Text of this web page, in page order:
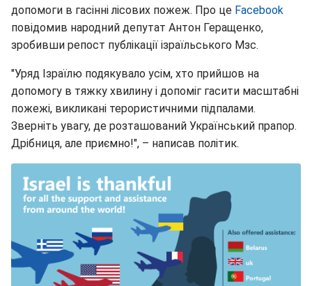
допомоги в гасінні лісових пожеж. Про це Facebook
повідомив народний депутат Антон Геращенко,
зробивши репост публікації ізраїльського Мзс.
"Уряд Ізраїлю подякувало усім, хто прийшов на
допомогу в тяжку хвилину і допоміг гасити масштабні
пожежі, викликані терористичними підпалами.
Зверніть увагу, де розташований Український прапор.
Дрібниця, але приємно!", – написав політик.